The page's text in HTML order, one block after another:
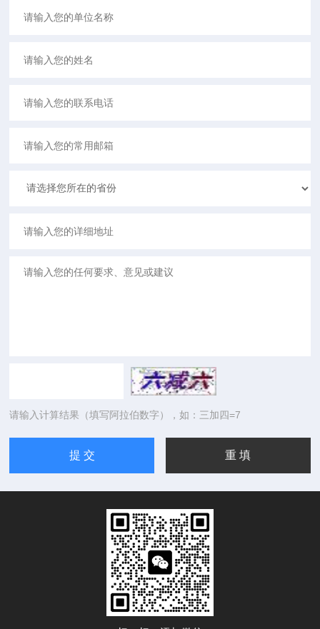
请输入计算结果（填写阿拉伯数字），如：三加四=7